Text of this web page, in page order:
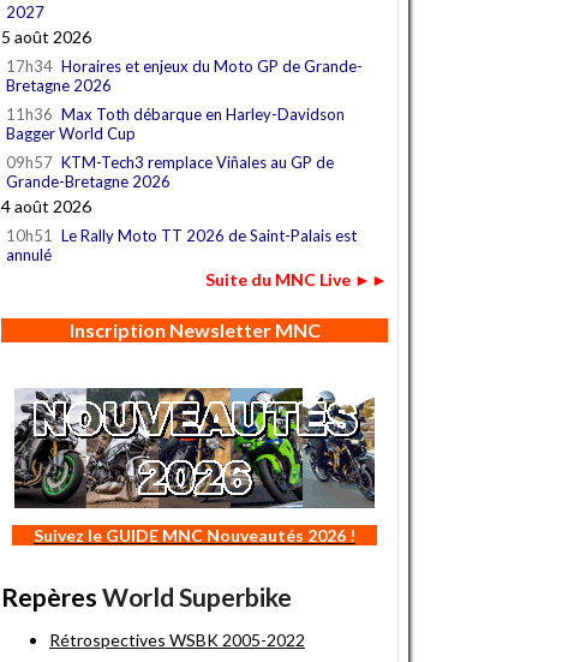
2027
5 août 2026
17h34 Horaires et enjeux du Moto GP de Grande-
Bretagne 2026
11h36 Max Toth débarque en Harley-Davidson
Bagger World Cup
09h57 KTM-Tech3 remplace Viñales au GP de
Grande-Bretagne 2026
4 août 2026
10h51
Le Rally Moto TT 2026 de Saint-Palais est
annulé
Suite du MNC Live ►►
Inscription Newsletter MNC
Suivez le GUIDE MNC Nouveautés 2026 !
Repères World Superbike
Rétrospectives WSBK 2005-2022